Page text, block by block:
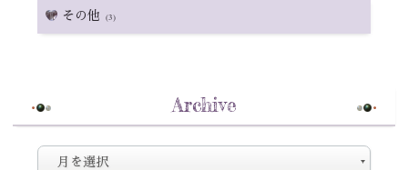
その他 (3)
Archive